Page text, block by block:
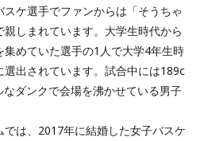
ケ選手でファンからは「そうちゃ
しまれています。大学生時代から
めていた選手の1人で大学4年生時
出されています。試合中には189c
ダンクで会場を沸かせている男子
は、2017年に結婚した女子バスケ